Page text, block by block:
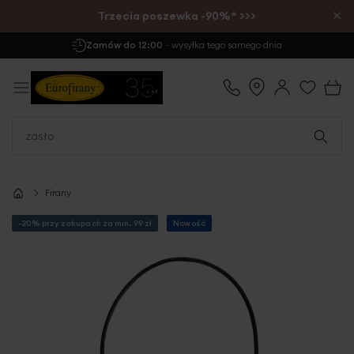
Trzecia poszewka -90%* >>> ×
Zamów do 12:00 - wysyłka tego samego dnia
Firany
-20% przy zakupach za min. 99 zł Nowość